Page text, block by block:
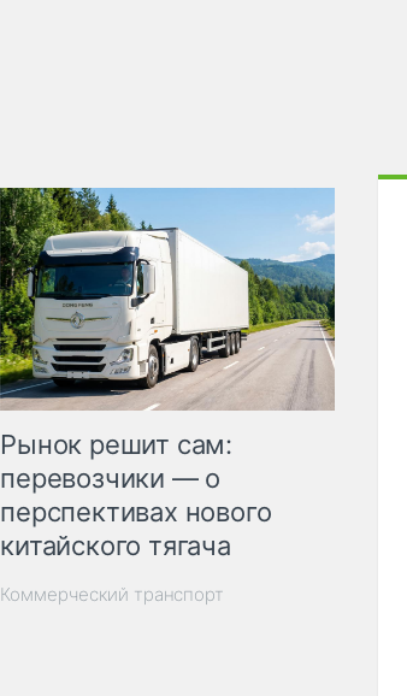
Рынок решит сам:
перевозчики — о
перспективах нового
китайского тягача
Коммерческий транспорт